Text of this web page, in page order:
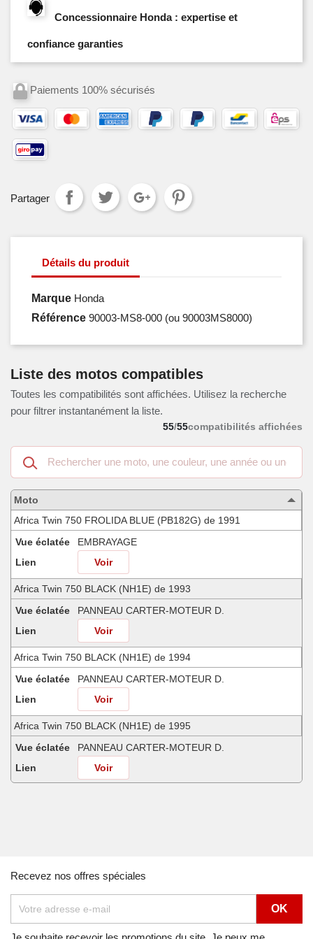
Concessionnaire Honda : expertise et
confiance garanties
Paiements 100% sécurisés
Partager
Détails du produit
Marque Honda
Référence 90003-MS8-000 (ou 90003MS8000)
Liste des motos compatibles
Toutes les compatibilités sont affichées. Utilisez la recherche
pour filtrer instantanément la liste.
55/55compatibilités affichées
Recherche
dans
les
motos
compatibles
Moto
Africa Twin 750 FROLIDA BLUE (PB182G) de 1991
Vue éclatée
EMBRAYAGE
Lien
Voir
Africa Twin 750 BLACK (NH1E) de 1993
Vue éclatée
PANNEAU CARTER-MOTEUR D.
Lien
Voir
Africa Twin 750 BLACK (NH1E) de 1994
Vue éclatée
PANNEAU CARTER-MOTEUR D.
Lien
Voir
Africa Twin 750 BLACK (NH1E) de 1995
Vue éclatée
PANNEAU CARTER-MOTEUR D.
Lien
Voir
PANNEAU CARTER-MOTEUR D.
Lien
Voir
Africa Twin 750 NOIR (NH1A) de 1992
Recevez nos offres spéciales